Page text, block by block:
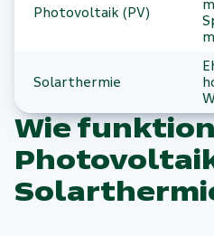
Photovoltaik (PV)
Solarthermie
Wie